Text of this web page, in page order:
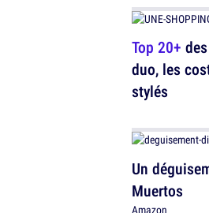
Top 20+
duo, les
stylés
Un
Muertos
Amazon